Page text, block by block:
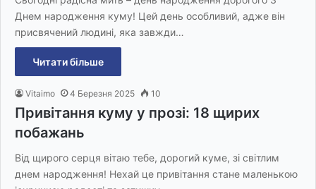
Днем народження куму! Цей день особливий, адже він
присвячений людині, яка завжди…
Читати більше
Vitaimo 4 Березня 2025 10
Привітання куму у прозі: 18 щирих
побажань
Від щирого серця вітаю тебе, дорогий куме, зі світлим
днем народження! Нехай це привітання стане маленькою